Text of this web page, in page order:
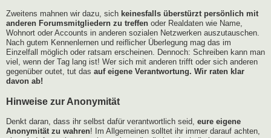
Zweitens mahnen wir dazu, sich keinesfalls überstürzt persönlich mit
anderen Forumsmitgliedern zu treffen oder Realdaten wie Name,
Wohnort oder Accounts in anderen sozialen Netzwerken auszutauschen.
Nach gutem Kennenlernen und reiflicher Überlegung mag das im
Einzelfall möglich oder ratsam erscheinen. Dennoch: Schreiben kann man
viel, wenn der Tag lang ist! Wer sich mit anderen trifft oder sich anderen
gegenüber outet, tut das auf eigene Verantwortung. Wir raten klar
davon ab!
Hinweise zur Anonymität
Denkt daran, dass ihr selbst dafür verantwortlich seid, eure eigene
Anonymität zu wahren! Im Allgemeinen solltet ihr immer darauf achten,